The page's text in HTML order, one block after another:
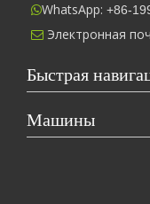
В настоящее время
WhatsApp: +86-
 Электронная
Быстрая
Машины